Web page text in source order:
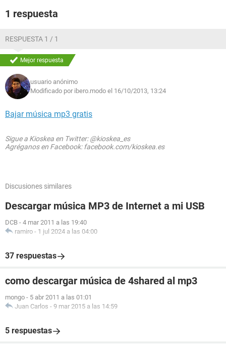
1 respuesta
RESPUESTA 1 / 1
Mejor respuesta
usuario anónimo
Modificado por ibero.modo el 16/10/2013, 13:24
Bajar música mp3 gratis
Sigue a Kioskea en Twitter: @kioskea_es
Agréganos en Facebook: facebook.com/kioskea.es
Discusiones similares
Descargar música MP3 de Internet a mi USB
DCB - 4 mar 2011 a las 19:40
ramiro - 1 jul 2024 a las 04:00
37 respuestas
como descargar música de 4shared al mp3
mongo - 5 abr 2011 a las 01:01
Juan Carlos - 9 mar 2015 a las 14:59
5 respuestas